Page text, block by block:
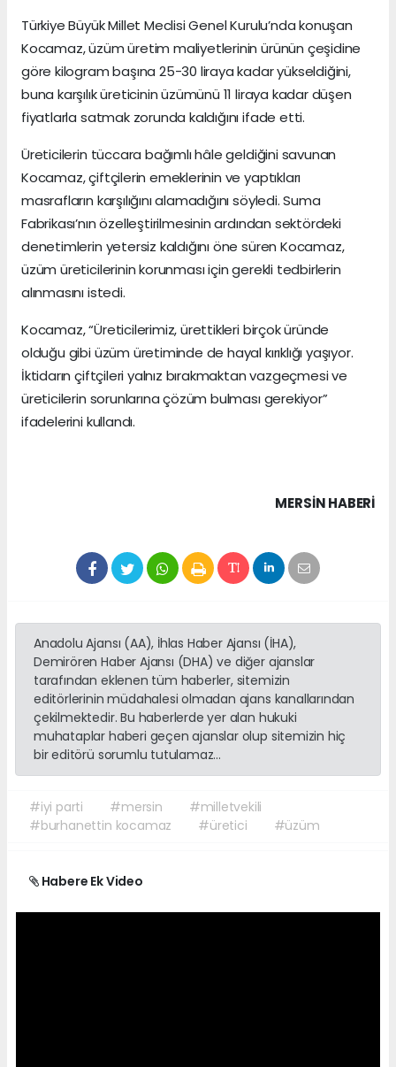
Türkiye Büyük Millet Meclisi Genel Kurulu’nda konuşan
Kocamaz, üzüm üretim maliyetlerinin ürünün çeşidine
göre kilogram başına 25-30 liraya kadar yükseldiğini,
buna karşılık üreticinin üzümünü 11 liraya kadar düşen
fiyatlarla satmak zorunda kaldığını ifade etti.
Üreticilerin tüccara bağımlı hâle geldiğini savunan
Kocamaz, çiftçilerin emeklerinin ve yaptıkları
masrafların karşılığını alamadığını söyledi. Suma
Fabrikası’nın özelleştirilmesinin ardından sektördeki
denetimlerin yetersiz kaldığını öne süren Kocamaz,
üzüm üreticilerinin korunması için gerekli tedbirlerin
alınmasını istedi.
Kocamaz, “Üreticilerimiz, ürettikleri birçok üründe
olduğu gibi üzüm üretiminde de hayal kırıklığı yaşıyor.
İktidarın çiftçileri yalnız bırakmaktan vazgeçmesi ve
üreticilerin sorunlarına çözüm bulması gerekiyor”
ifadelerini kullandı.
MERSIN HABERİ
Anadolu Ajansı (AA), İhlas Haber Ajansı (İHA),
Demirören Haber Ajansı (DHA) ve diğer ajanslar
tarafından eklenen tüm haberler, sitemizin
editörlerinin müdahalesi olmadan ajans kanallarından
çekilmektedir. Bu haberlerde yer alan hukuki
muhataplar haberi geçen ajanslar olup sitemizin hiç
bir editörü sorumlu tutulamaz...
#iyi parti #mersin
#milletvekili
#burhanettin kocamaz
#üretici #üzüm
Habere Ek Video